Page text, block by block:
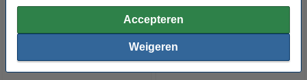
Accepteren
Weigeren
123accu Xtreme Power MN1500
123inkt kopieerpapier 1 pak van